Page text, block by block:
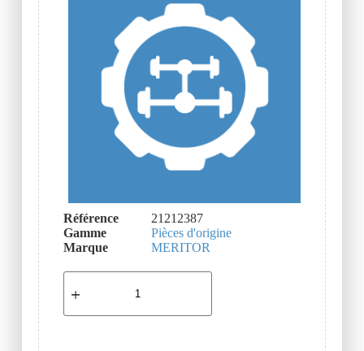
Référence
21212387
Gamme
Pièces d'origine
Marque
MERITOR